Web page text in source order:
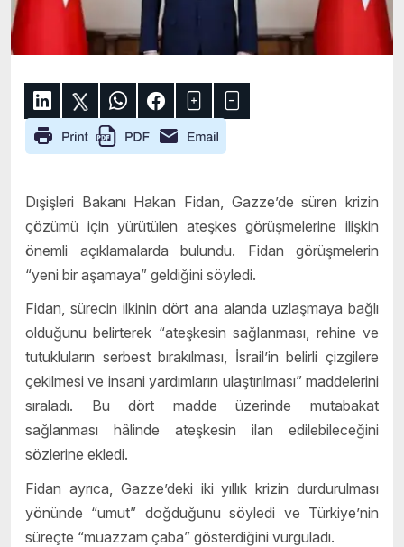
Dışişleri Bakanı Hakan Fidan, Gazze’de süren krizin
çözümü için yürütülen ateşkes görüşmelerine ilişkin
önemli açıklamalarda bulundu. Fidan görüşmelerin
“yeni bir aşamaya” geldiğini söyledi.
Fidan, sürecin ilkinin dört ana alanda uzlaşmaya bağlı
olduğunu belirterek “ateşkesin sağlanması, rehine ve
tutukluların serbest bırakılması, İsrail’in belirli çizgilere
çekilmesi ve insani yardımların ulaştırılması” maddelerini
sıraladı. Bu dört madde üzerinde mutabakat
sağlanması hâlinde ateşkesin ilan edilebileceğini
sözlerine ekledi.
Fidan ayrıca, Gazze’deki iki yıllık krizin durdurulması
yönünde “umut” doğduğunu söyledi ve Türkiye’nin
süreçte “muazzam çaba” gösterdiğini vurguladı.